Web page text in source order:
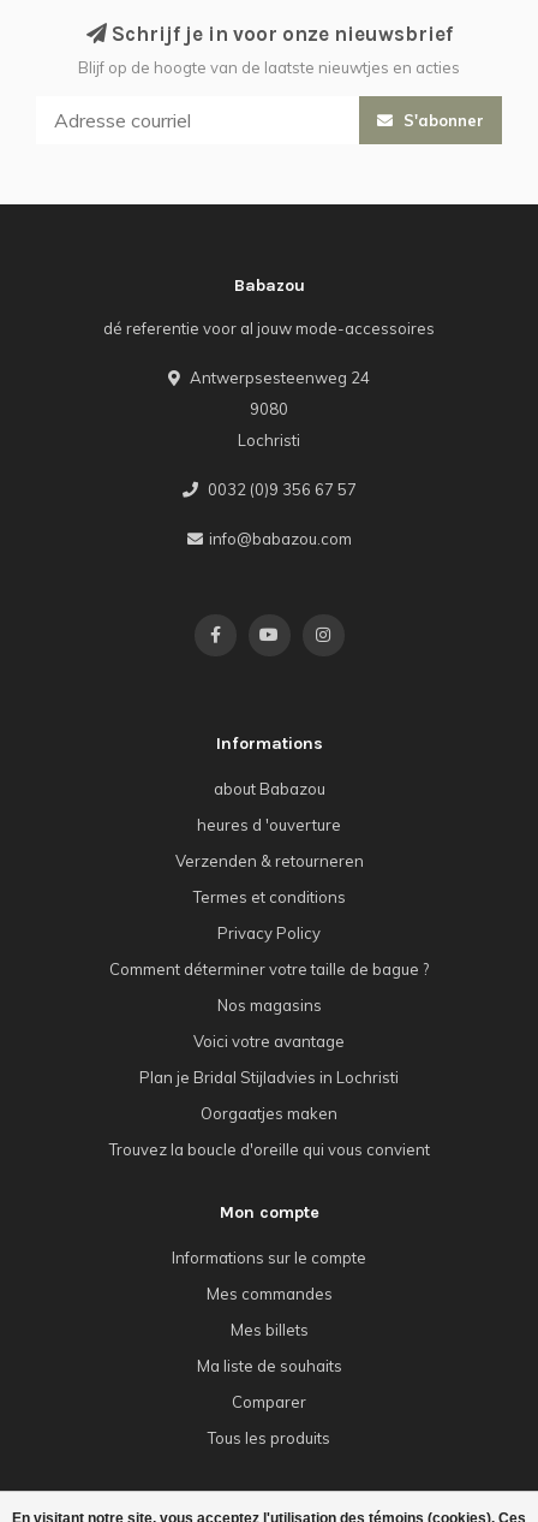
En visitant notre site, vous acceptez l'utilisation des témoins (cookies). Ces
Schrijf je in voor onze nieuwsbrief
Blijf op de hoogte van de laatste nieuwtjes en acties
S'abonner
Babazou
dé referentie voor al jouw mode-accessoires
Antwerpsesteenweg 24
9080
Lochristi
0032 (0)9 356 67 57
info@babazou.com
Informations
about Babazou
heures d 'ouverture
Verzenden & retourneren
Termes et conditions
Privacy Policy
Comment déterminer votre taille de bague ?
Nos magasins
Voici votre avantage
Plan je Bridal Stijladvies in Lochristi
Oorgaatjes maken
Trouvez la boucle d'oreille qui vous convient
Mon compte
Informations sur le compte
Mes commandes
Mes billets
Ma liste de souhaits
Comparer
Tous les produits